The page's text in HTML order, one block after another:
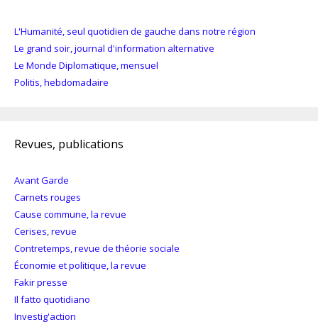
L'Humanité, seul quotidien de gauche dans notre région
Le grand soir, journal d'information alternative
Le Monde Diplomatique, mensuel
Politis, hebdomadaire
Revues, publications
Avant Garde
Carnets rouges
Cause commune, la revue
Cerises, revue
Contretemps, revue de théorie sociale
Économie et politique, la revue
Fakir presse
Il fatto quotidiano
Investig'action